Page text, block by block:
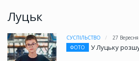
Луцьк
СУСПІЛЬСТВО
27
ФОТО
У Луцьку